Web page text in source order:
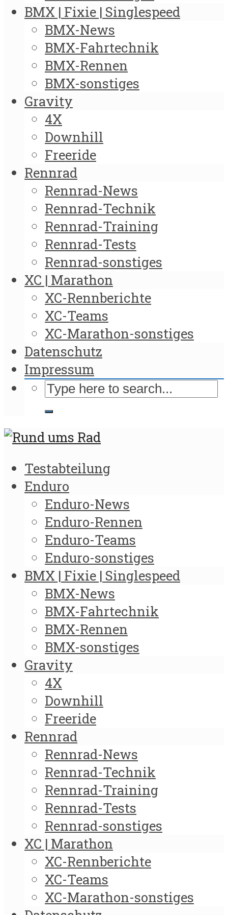
BMX | Fixie | Singlespeed
BMX-News
BMX-Fahrtechnik
BMX-Rennen
BMX-sonstiges
Gravity
4X
Downhill
Freeride
Rennrad
Rennrad-News
Rennrad-Technik
Rennrad-Training
Rennrad-Tests
Rennrad-sonstiges
XC | Marathon
XC-Rennberichte
XC-Teams
XC-Marathon-sonstiges
Datenschutz
Impressum
Testabteilung
Enduro
Enduro-News
Enduro-Rennen
Enduro-Teams
Enduro-sonstiges
BMX | Fixie | Singlespeed
BMX-News
BMX-Fahrtechnik
BMX-Rennen
BMX-sonstiges
Gravity
4X
Downhill
Freeride
Rennrad
Rennrad-News
Rennrad-Technik
Rennrad-Training
Rennrad-Tests
Rennrad-sonstiges
XC | Marathon
XC-Rennberichte
XC-Teams
XC-Marathon-sonstiges